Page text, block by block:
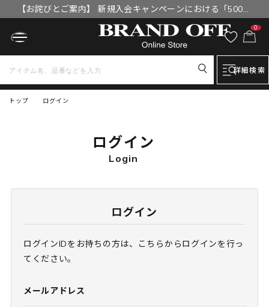
【お詫びとご案内】 新規入会キャンペーンにおける「500円
OFFクーポン」付与漏れと補填について
0
詳細検索
トップ ログイン
ログイン
Login
ログイン
ログインIDをお持ちの方は、こちらからログインを行っ
てください。
メールアドレス